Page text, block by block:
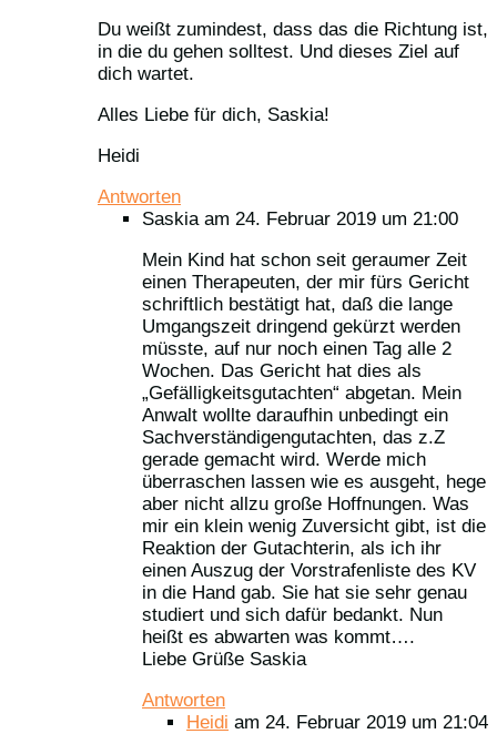
Du weißt zumindest, dass das die Richtung ist,
in die du gehen solltest. Und dieses Ziel auf
dich wartet.
Alles Liebe für dich, Saskia!
Heidi
Antworten
Saskia am 24. Februar 2019 um 21:00
Mein Kind hat schon seit geraumer Zeit
einen Therapeuten, der mir fürs Gericht
schriftlich bestätigt hat, daß die lange
Umgangszeit dringend gekürzt werden
müsste, auf nur noch einen Tag alle 2
Wochen. Das Gericht hat dies als
„Gefälligkeitsgutachten“ abgetan. Mein
Anwalt wollte daraufhin unbedingt ein
Sachverständigengutachten, das z.Z
gerade gemacht wird. Werde mich
überraschen lassen wie es ausgeht, hege
aber nicht allzu große Hoffnungen. Was
mir ein klein wenig Zuversicht gibt, ist die
Reaktion der Gutachterin, als ich ihr
einen Auszug der Vorstrafenliste des KV
in die Hand gab. Sie hat sie sehr genau
studiert und sich dafür bedankt. Nun
heißt es abwarten was kommt….
Liebe Grüße Saskia
Antworten
Heidi am 24. Februar 2019 um 21:04